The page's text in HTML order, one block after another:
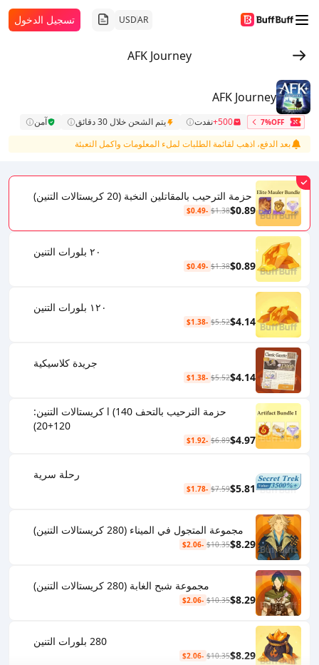
AR
USD تسجيل الدخول
AFK Journey
AFK Journey
7%OFF
500+ نفدت يتم الشحن خلال 30 دقائق
آمن
بعد الدفع، اذهب لقائمة الطلبات لملء المعلومات واكمل التعبئة
حزمة الترحيب بالمقاتلين النخبة (20 كريستالات التنين)
$0.89
$1.38
-$0.49
٢٠ بلورات التنين
$0.89
$1.38
-$0.49
١٢٠ بلورات التنين
$4.14
$5.52
-$1.38
جريدة كلاسيكية
$4.14
$5.52
-$1.38
حزمة الترحيب بالتحف l (140 كريستالات التنين:
120+20)
$4.97
$6.89
-$1.92
رحلة سرية
$5.81
$7.59
-$1.78
مجموعة المتجول في الميناء (280 كريستالات التنين)
$8.29
$10.35
-$2.06
مجموعة شبح الغابة (280 كريستالات التنين)
$8.29
$10.35
-$2.06
280 بلورات التنين
$8.29
$10.35
-$2.06